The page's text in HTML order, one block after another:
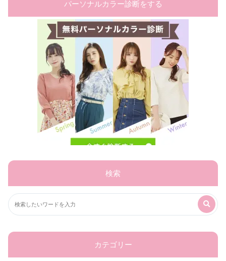
パーソナルカラー診断をする
検索
カテゴリー